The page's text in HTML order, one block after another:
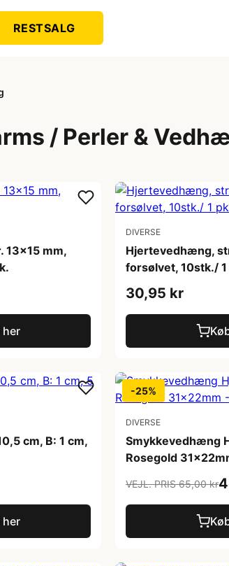
RESTSALG
/ Perler &
13x15 mm,
her
DIVERSE
Hjertevedhæng,
forsølvet, 10stk./ 1
30,95 kr
cm, B: 1 cm,
her
-25%
DIVERSE
Smykkevedhæng
Rosegold
VEJL. PRIS 65,00 kr